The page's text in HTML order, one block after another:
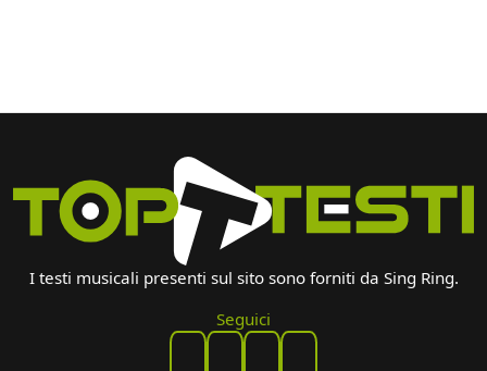
I testi musicali presenti sul sito sono forniti da Sing Ring.
Seguici